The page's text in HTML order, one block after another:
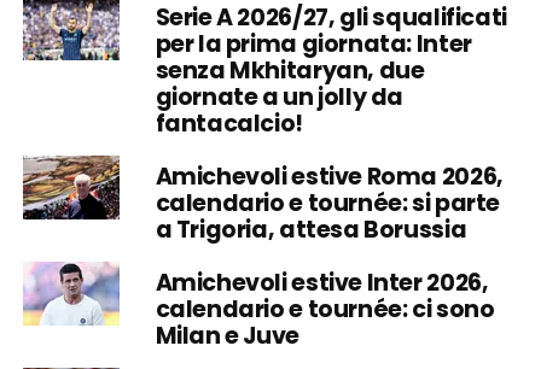
Serie A 2026/27, gli squalificati
per la prima giornata: Inter
senza Mkhitaryan, due
giornate a un jolly da
fantacalcio!
Amichevoli estive Roma 2026,
calendario e tournée: si parte
a Trigoria, attesa Borussia
Amichevoli estive Inter 2026,
calendario e tournée: ci sono
Milan e Juve